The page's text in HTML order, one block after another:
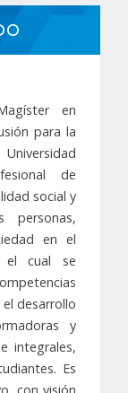
en
para la
de
social y
en el
el cual se
desarrollo
y
integrales,
Es